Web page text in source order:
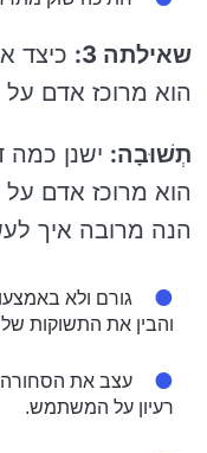
שאילתה 3:
כיצד
הוא מרוכז אדם
תְשׁוּבָה: ישנן כמה
הוא מרוכז אדם על
הנה מרובה איך
גורם ולא
והבין את התשוקות
עצב את הסחורה
רעיון על המשתמש.